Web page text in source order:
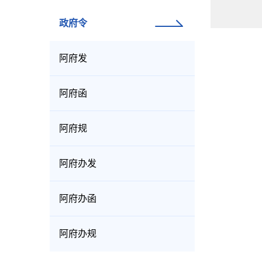
政府令
阿府发
阿府函
阿府规
阿府办发
阿府办函
阿府办规